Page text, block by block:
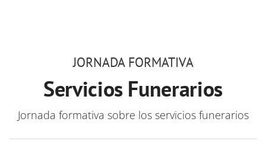
JORNADA FORMATIVA
Servicios Funerarios
Jornada formativa sobre los servicios funerarios